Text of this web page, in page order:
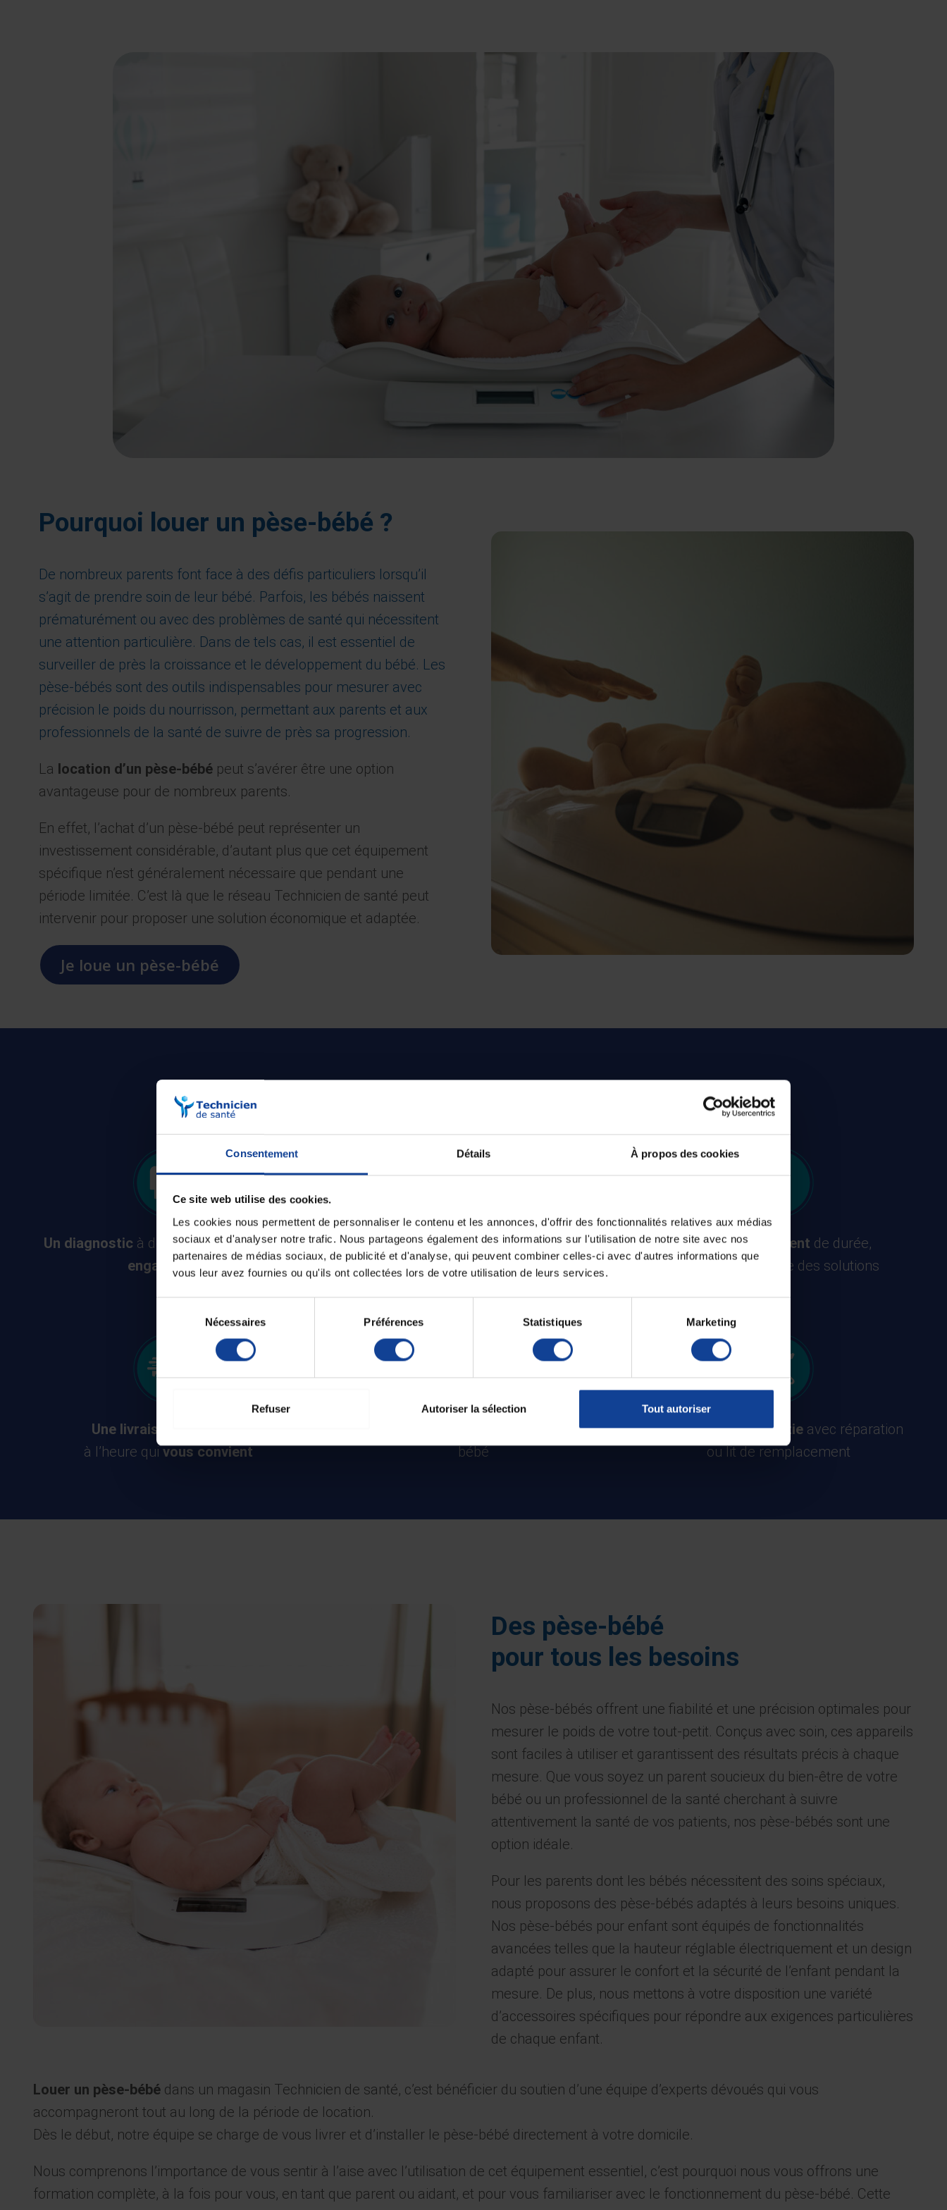
Consentement Détails À propos des cookies
Ce site web utilise des cookies.
Les cookies nous permettent de personnaliser le contenu et les annonces, d'offrir des fonctionnalités relatives aux médias
sociaux et d'analyser notre trafic. Nous partageons également des informations sur l'utilisation de notre site avec nos
partenaires de médias sociaux, de publicité et d'analyse, qui peuvent combiner celles-ci avec d'autres informations que
vous leur avez fournies ou qu'ils ont collectées lors de votre utilisation de leurs services.
consentement
Nécessaires Préférences Statistiques Marketing
Refuser Autoriser la sélection Tout autoriser
Pourquoi louer un pèse-bébé ?
De nombreux parents font face à des défis particuliers lorsqu’il
s’agit de prendre soin de leur bébé. Parfois, les bébés naissent
prématurément ou avec des problèmes de santé qui nécessitent
une attention particulière. Dans de tels cas, il est essentiel de
surveiller de près la croissance et le développement du bébé. Les
pèse-bébés sont des outils indispensables pour mesurer avec
précision le poids du nourrisson, permettant aux parents et aux
professionnels de la santé de suivre de près sa progression.
La location d’un pèse-bébépeut s’avérer être une option
avantageuse pour de nombreux parents.
En effet, l’achat d’un pèse-bébé peut représenter un
investissement considérable, d’autant plus que cet équipement
spécifique n’est généralement nécessaire que pendant une
période limitée. C’est là que le réseau Technicien de santé peut
intervenir pour proposer une solution économique et adaptée.
Je loue un pèse-bébé
Les petits plus de la location de pèse-bébé
Un diagnostic à domicileoffertetsans
engagement
Une prise en charge rapide Aucun engagement de durée,
LAplus accessible des solutions
Une livraison
à l’heure quivous convient
du pèse-
bébé
Un SAV et une garantie avec réparation
ou lit de remplacement
Des pèse-bébé
pour tous les besoins
Nos pèse-bébés offrent une fiabilité et une précision optimales pour
mesurer le poids de votre tout-petit. Conçus avec soin, ces appareils
sont faciles à utiliser et garantissent des résultats précis à chaque
mesure. Que vous soyez un parent soucieux du bien-être de votre
bébé ou un professionnel de la santé cherchant à suivre
attentivement la santé de vos patients, nos pèse-bébés sont une
option idéale.
Pour les parents dont les bébés nécessitent des soins spéciaux,
nous proposons des pèse-bébés adaptés à leurs besoins uniques.
Nos pèse-bébés pour enfant sont équipés de fonctionnalités
avancées telles que la hauteur réglable électriquement et un design
adapté pour assurer le confort et la sécurité de l’enfant pendant la
mesure. De plus, nous mettons à votre disposition une variété
d’accessoires spécifiques pour répondre aux exigences particulières
de chaque enfant.
Louer un pèse-bébédans un magasin Technicien de santé, c’est bénéficier du soutien d’une équipe d’experts dévoués qui vous
accompagneront tout au long de la période de location.
Dès le début, notre équipe se charge de vous livrer et d’installer le pèse-bébé directement à votre domicile.
Nous comprenons l’importance de vous sentir à l’aise avec l’utilisation de cet équipement essentiel, c’est pourquoi nous vous offrons une
formation complète, à la fois pour vous, en tant que parent ou aidant, et pour vous familiariser avec le fonctionnement du pèse-bébé. Cette